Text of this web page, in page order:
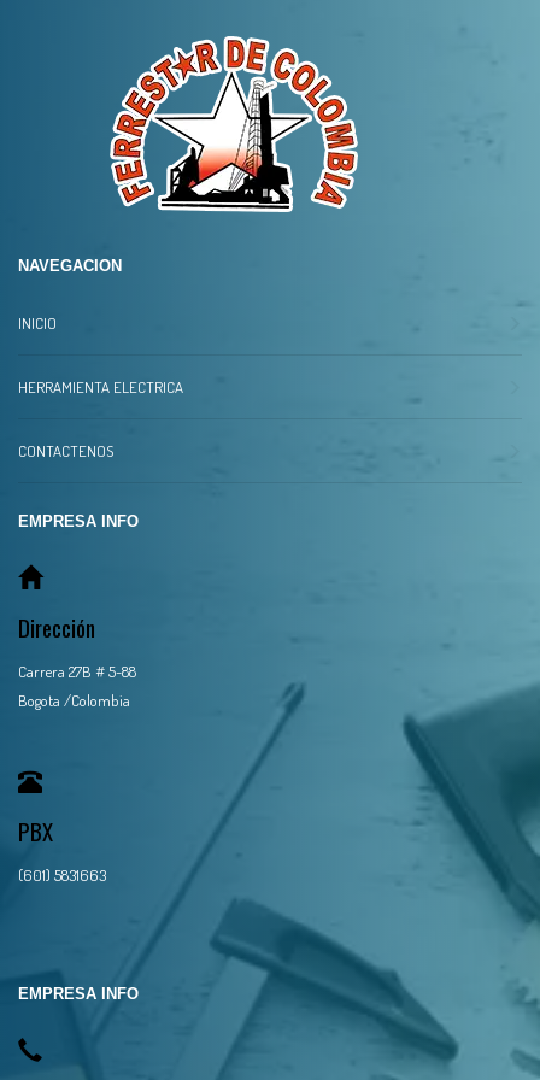
NAVEGACION
INICIO
HERRAMIENTA ELECTRICA
CONTACTENOS
EMPRESA INFO
Dirección
Carrera 27B # 5-88
Bogota /Colombia
PBX
(601) 5831663
EMPRESA INFO